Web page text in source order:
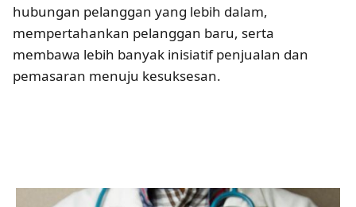
hubungan pelanggan yang lebih dalam,
mempertahankan pelanggan baru, serta
membawa lebih banyak inisiatif penjualan dan
pemasaran menuju kesuksesan.